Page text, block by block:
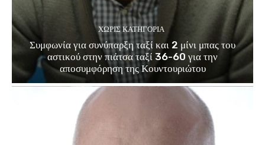
ΧΩΡΊΣ ΚΑΤΗΓΟΡΊΑ
Συμφωνία για συνύπαρξη ταξί και 2 μίνι μπας του
αστικού στην πιάτσα ταξί 36-60 για την
αποσυμφόρηση της Κουντουριώτου